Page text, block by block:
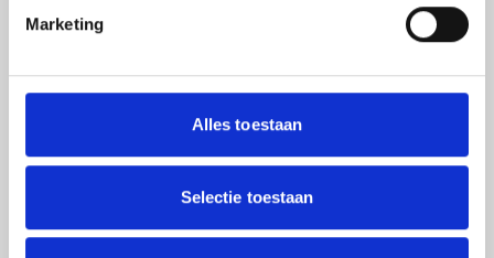
Marketing
Alles toestaan
Selectie toestaan